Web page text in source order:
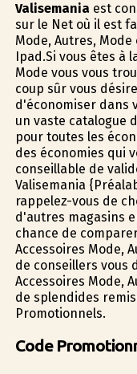
Valisemania est
sur le Net où il est
Mode, Autres,
Ipad.Si vous êtes à
Mode vous vous
coup sûr vous
d'économiser dans
un vaste catalogue
pour toutes les
des économies qui
conseillable de
Valisemania
rappelez-vous de
d'autres magasins
chance de
Accessoires Mode,
de conseillers vous
Accessoires Mode,
de splendides
Promotionnels.
Code